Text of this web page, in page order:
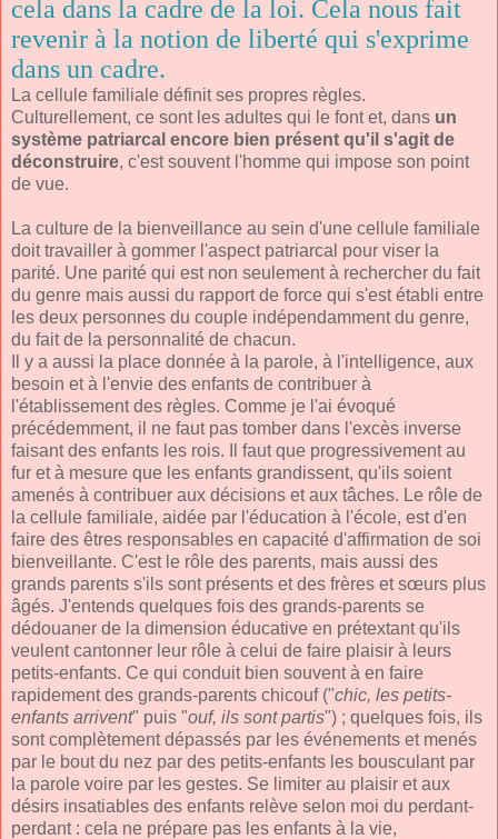
cela dans la cadre de la loi. Cela nous fait
revenir à la notion de liberté qui s'exprime
dans un cadre.
La cellule familiale définit ses propres règles.
Culturellement, ce sont les adultes qui le font et, dans un
système patriarcal encore bien présent qu'il s'agit de
déconstruire, c'est souvent l'homme qui impose son point
de vue.
La culture de la bienveillance au sein d'une cellule familiale
doit travailler à gommer l'aspect patriarcal pour viser la
parité. Une parité qui est non seulement à rechercher du fait
du genre mais aussi du rapport de force qui s'est établi entre
les deux personnes du couple indépendamment du genre,
du fait de la personnalité de chacun.
Il y a aussi la place donnée à la parole, à l'intelligence, aux
besoin et à l'envie des enfants de contribuer à
l'établissement des règles. Comme je l'ai évoqué
précédemment, il ne faut pas tomber dans l'excès inverse
faisant des enfants les rois. Il faut que progressivement au
fur et à mesure que les enfants grandissent, qu'ils soient
amenés à contribuer aux décisions et aux tâches. Le rôle de
la cellule familiale, aidée par l'éducation à l'école, est d'en
faire des êtres responsables en capacité d'affirmation de soi
bienveillante. C'est le rôle des parents, mais aussi des
grands parents s'ils sont présents et des frères et sœurs plus
âgés. J'entends quelques fois des grands-parents se
dédouaner de la dimension éducative en prétextant qu'ils
veulent cantonner leur rôle à celui de faire plaisir à leurs
petits-enfants. Ce qui conduit bien souvent à en faire
rapidement des grands-parents chicouf ("chic, les petits-
enfants arrivent" puis "ouf, ils sont partis") ; quelques fois, ils
sont complètement dépassés par les événements et menés
par le bout du nez par des petits-enfants les bousculant par
la parole voire par les gestes. Se limiter au plaisir et aux
désirs insatiables des enfants relève selon moi du perdant-
perdant : cela ne prépare pas les enfants à la vie,